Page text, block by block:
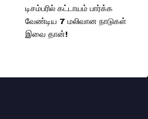
டிசம்பரில் கட்டாயம் பார்க்க
வேண்டிய 7 மலிவான நாடுகள்
இவை தான்!